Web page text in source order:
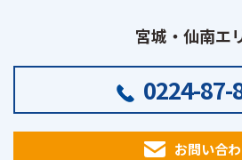
宮城・仙南エ
0224-87-
お問い合